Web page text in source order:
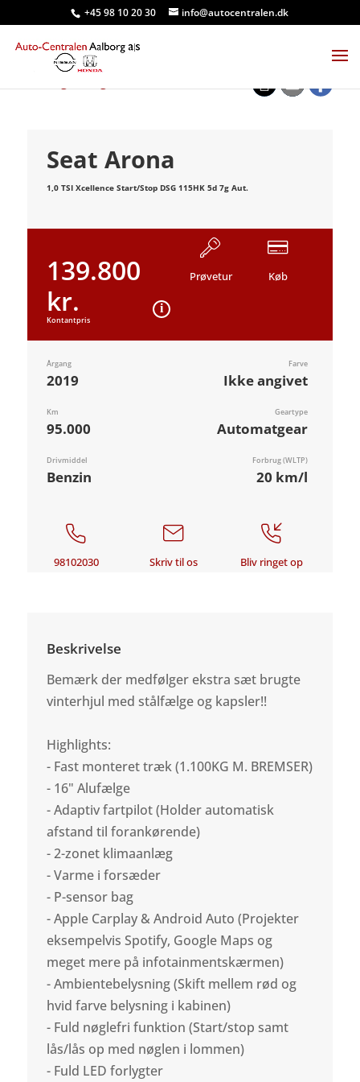
+45 98 10 20 30 info@autocentralen.dk
Seat Arona
1,0 TSI Xcellence Start/Stop DSG 115HK 5d 7g Aut.
139.800
kr.
Kontantpris
Prøvetur Køb
Årgang
2019
Farve
Ikke angivet
Km
95.000
Geartype
Automatgear
Drivmiddel
Benzin
Forbrug (WLTP)
20 km/l
98102030 Skriv til os Bliv ringet op
Beskrivelse
Bemærk der medfølger ekstra sæt brugte
vinterhjul med stålfælge og kapsler!!
Highlights:
- Fast monteret træk (1.100KG M. BREMSER)
- 16" Alufælge
- Adaptiv fartpilot (Holder automatisk
afstand til forankørende)
- 2-zonet klimaanlæg
- Varme i forsæder
- P-sensor bag
- Apple Carplay & Android Auto (Projekter
eksempelvis Spotify, Google Maps og
meget mere på infotainmentskærmen)
- Ambientebelysning (Skift mellem rød og
hvid farve belysning i kabinen)
- Fuld nøglefri funktion (Start/stop samt
lås/lås op med nøglen i lommen)
- Fuld LED forlygter